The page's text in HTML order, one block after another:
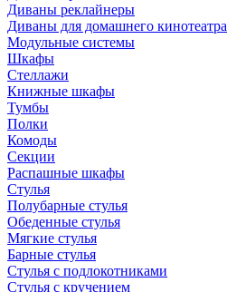
Диваны реклайнеры
Диваны для домашнего кинотеатра
Модульные системы
Шкафы
Стеллажи
Книжные шкафы
Тумбы
Полки
Комоды
Секции
Распашные шкафы
Стулья
Полубарные стулья
Обеденные стулья
Мягкие стулья
Барные стулья
Стулья с подлокотниками
Стулья с кручением